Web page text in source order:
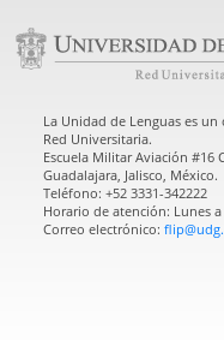
La Unidad de Lenguas es
Red Universitaria.
Escuela Militar Aviación #16
Guadalajara, Jalisco, México.
Teléfono: +52 3331-342222
Horario de atención: Lunes
Correo electrónico: